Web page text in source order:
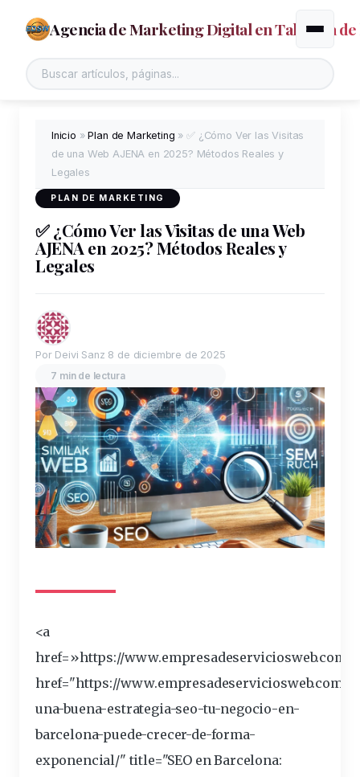
Agencia de Marketing Digital en Talavera de
Alternar
Inicio »Plan de Marketing »✅ ¿Cómo Ver las Visitas
de una Web AJENA en 2025? Métodos Reales y
Legales
PLAN DE MARKETING
✅ ¿Cómo Ver las Visitas de una Web
AJENA en 2025? Métodos Reales y
Legales
Por Deivi Sanz 8 de diciembre de 2025
7 min de lectura
<a
href=»https://www.empresadeserviciosweb.com/
href="https://www.empresadeserviciosweb.com/
una-buena-estrategia-seo-tu-negocio-en-
barcelona-puede-crecer-de-forma-
exponencial/" title="SEO en Barcelona: